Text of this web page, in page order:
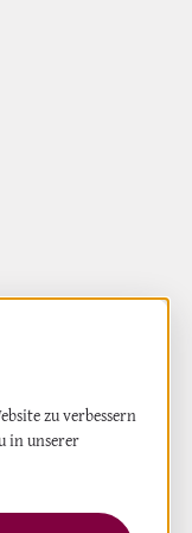
zu verbessern
in unserer